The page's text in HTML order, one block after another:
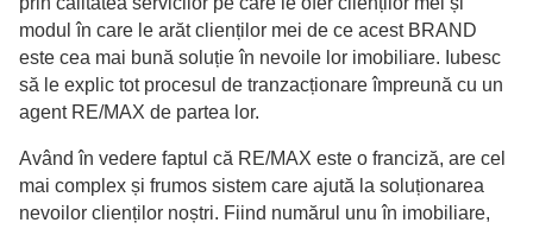
modul în care le arăt clienților mei de ce acest BRAND
este cea mai bună soluție în nevoile lor imobiliare. Iubesc
să le explic tot procesul de tranzacționare împreună cu un
agent RE/MAX de partea lor.
Având în vedere faptul că RE/MAX este o franciză, are cel
mai complex și frumos sistem care ajută la soluționarea
nevoilor clienților noștri. Fiind numărul unu în imobiliare,